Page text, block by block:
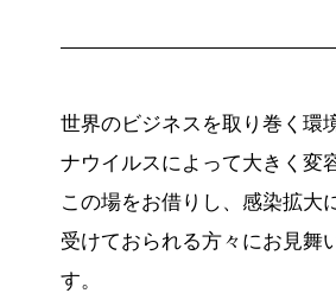
世界のビジネスを取り巻く環
ナウイルスによって大きく変
この場をお借りし、感染拡大
受けておられる方々にお見舞
す。